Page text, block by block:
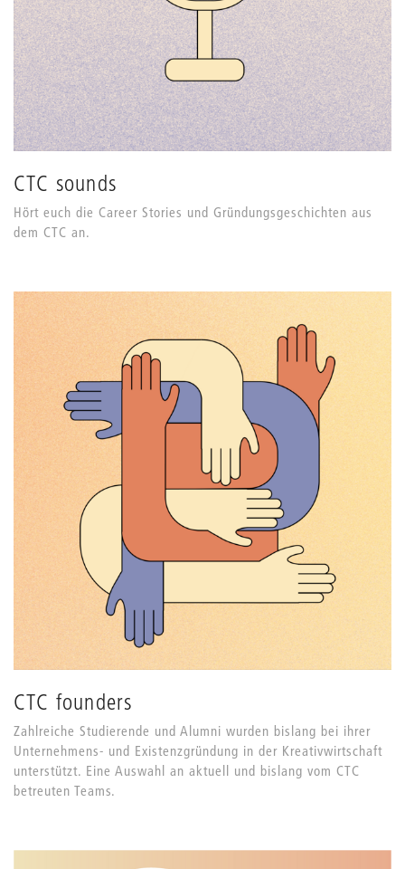
CTC sounds
Hört euch die Career Stories und Gründungsgeschichten aus
dem CTC an.
CTC founders
Zahlreiche Studierende und Alumni wurden bislang bei ihrer
Unternehmens- und Existenzgründung in der Kreativwirtschaft
unterstützt. Eine Auswahl an aktuell und bislang vom CTC
betreuten Teams.